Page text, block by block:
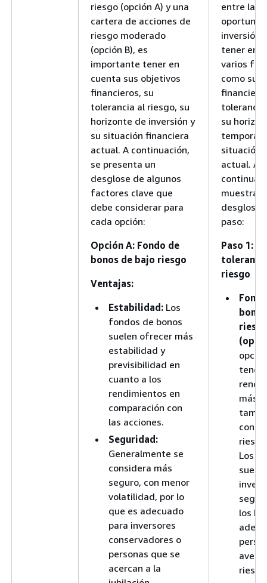
riesgo (opción A) y una
cartera de acciones de
riesgo moderado
(opción B), es
importante tener en
cuenta sus objetivos
financieros, su
tolerancia al riesgo, su
horizonte de inversión y
su situación financiera
actual. A continuación,
se presenta un
desglose de algunos
factores clave que
debe considerar para
cada opción:
Opción A: Fondo de
bonos de bajo riesgo
Ventajas:
Estabilidad: Los
fondos de bonos
suelen ofrecer más
estabilidad y
previsibilidad en
cuanto a los
rendimientos en
comparación con
las acciones.
Seguridad:
Generalmente se
considera más
seguro, con menor
volatilidad, por lo
que es adecuado
para inversores
conservadores o
personas que se
acercan a la
entre las
inversión,
tener en
varios
como sus
su
temporal
situación
actual. A
muestra
desglose
paso:
Paso 1:
riesgo
tener
más
Los
los